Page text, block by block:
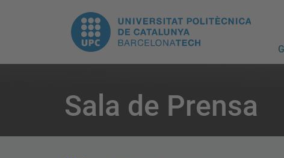
UPC.
Universitat
Politècnica
de
Sala de Prensa
are
here: